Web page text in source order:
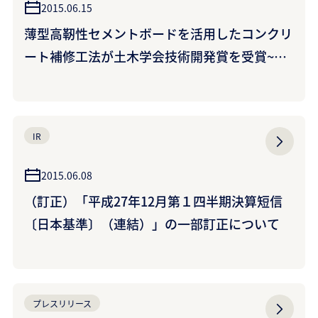
2015.06.15
薄型高靭性セメントボードを活用したコンクリ
ート補修工法が土木学会技術開発賞を受賞~高
IR
2015.06.08
（訂正）「平成27年12月第１四半期決算短信
〔日本基準〕（連結）」の一部訂正について
プレスリリース